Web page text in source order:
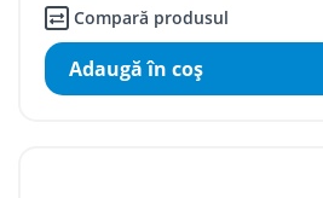
Compară produsul
Adaugă în coş